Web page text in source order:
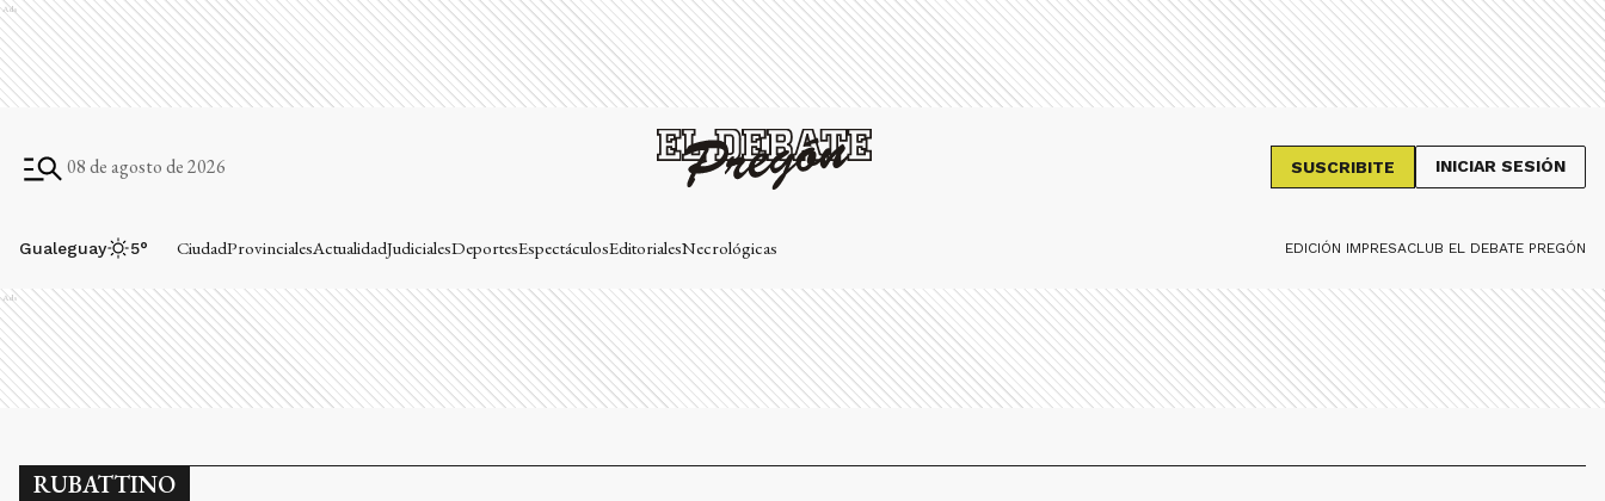
Ads
08 de agosto de 2026 SUSCRIBITE INICIAR SESIÓN
Gualeguay 5° CiudadProvincialesActualidadJudicialesDeportesEspectáculosEditorialesNecrológicas EDICIÓN IMPRESACLUB EL DEBATE PREGÓN
Ads
RUBATTINO